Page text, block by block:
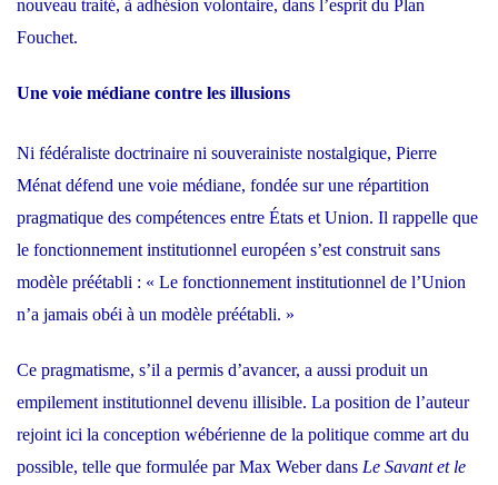
nouveau traité, à adhésion volontaire, dans l’esprit du Plan
Fouchet.
Une voie médiane contre les illusions
Ni fédéraliste doctrinaire ni souverainiste nostalgique, Pierre
Ménat défend une voie médiane, fondée sur une répartition
pragmatique des compétences entre États et Union. Il rappelle que
le fonctionnement institutionnel européen s’est construit sans
modèle préétabli : « Le fonctionnement institutionnel de l’Union
n’a jamais obéi à un modèle préétabli. »
Ce pragmatisme, s’il a permis d’avancer, a aussi produit un
empilement institutionnel devenu illisible. La position de l’auteur
rejoint ici la conception wébérienne de la politique comme art du
possible, telle que formulée par Max Weber dans Le Savant et le